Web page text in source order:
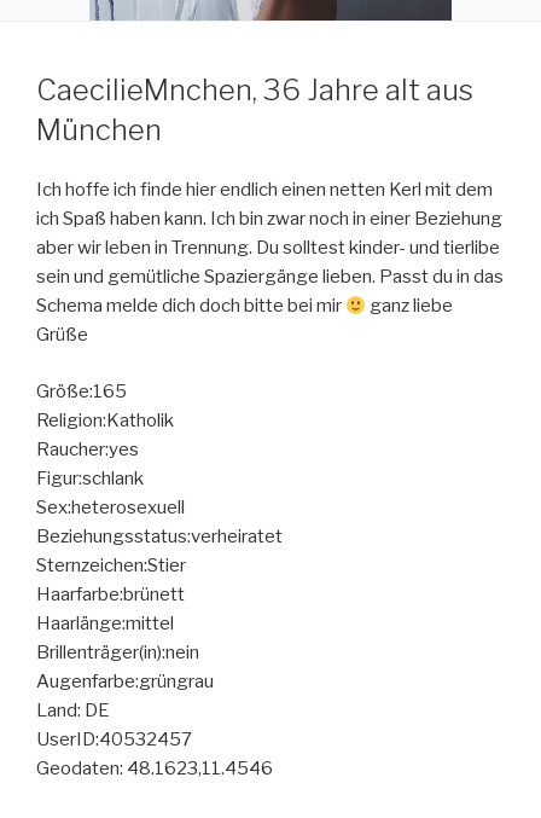
CaecilieMnchen, 36 Jahre alt aus
München
Ich hoffe ich finde hier endlich einen netten Kerl mit dem
ich Spaß haben kann. Ich bin zwar noch in einer Beziehung
aber wir leben in Trennung. Du solltest kinder- und tierlibe
sein und gemütliche Spaziergänge lieben. Passt du in das
Schema melde dich doch bitte bei mir
ganz liebe
Grüße
Größe:165
Religion:Katholik
Raucher:yes
Figur:schlank
Sex:heterosexuell
Beziehungsstatus:verheiratet
Sternzeichen:Stier
Haarfarbe:brünett
Haarlänge:mittel
Brillenträger(in):nein
Augenfarbe:grüngrau
Land: DE
UserID:40532457
Geodaten: 48.1623,11.4546